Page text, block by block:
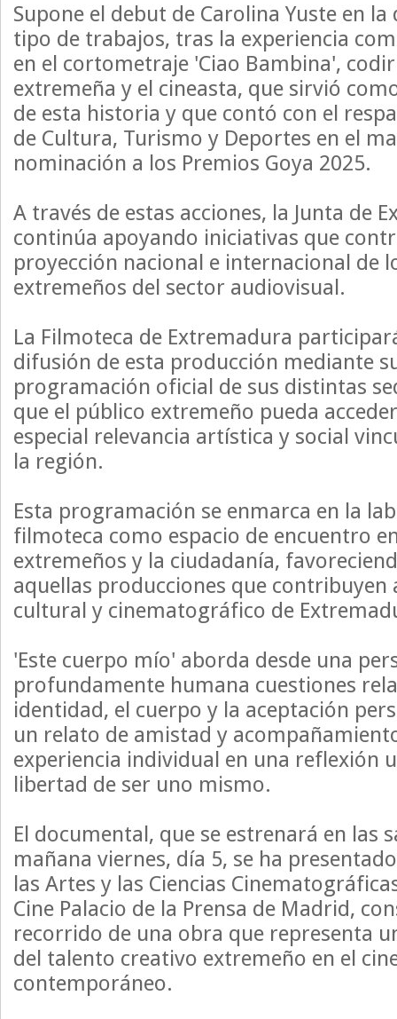
Supone el debut de Carolina Yuste en la
tipo de trabajos, tras la experiencia
en el cortometraje 'Ciao Bambina',
extremeña y el cineasta, que sirvió
de esta historia y que contó con el
de Cultura, Turismo y Deportes en el
nominación a los Premios Goya 2025.
A través de estas acciones, la Junta de
continúa apoyando iniciativas que
proyección nacional e internacional de
extremeños del sector audiovisual.
La Filmoteca de Extremadura
difusión de esta producción mediante
programación oficial de sus distintas
que el público extremeño pueda
especial relevancia artística y social
la región.
Esta programación se enmarca en la
filmoteca como espacio de encuentro
extremeños y la ciudadanía,
aquellas producciones que
cultural y cinematográfico de
'Este cuerpo mío' aborda desde una
profundamente humana cuestiones
identidad, el cuerpo y la aceptación
un relato de amistad y
experiencia individual en una reflexión
libertad de ser uno mismo.
El documental, que se estrenará en las
mañana viernes, día 5, se ha
las Artes y las Ciencias
Cine Palacio de la Prensa de Madrid,
recorrido de una obra que representa
del talento creativo extremeño en el
contemporáneo.